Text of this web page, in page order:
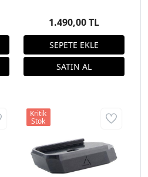
1.490,00 TL
Kritik
Stok